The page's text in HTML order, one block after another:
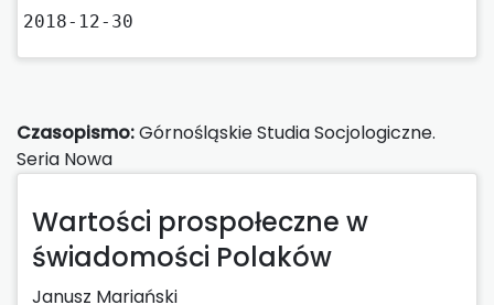
2018-12-30
Czasopismo:Górnośląskie Studia Socjologiczne.
Seria Nowa
Wartości prospołeczne w
świadomości Polaków
Janusz Mariański